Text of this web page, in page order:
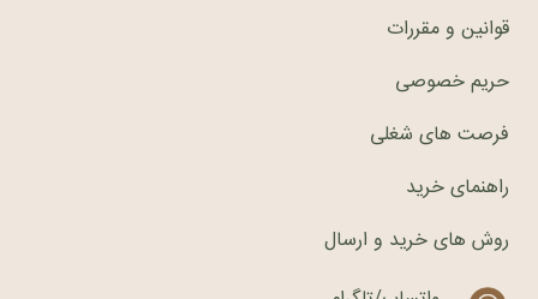
قوانین و مقررات
حریم خصوصی
فرصت های شغلی
راهنمای خرید
روش های خرید و ارسال